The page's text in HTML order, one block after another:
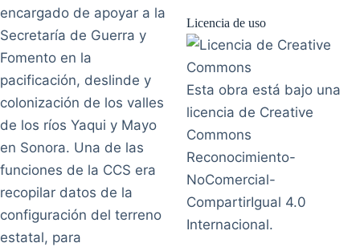
encargado de apoyar a la
Secretaría de Guerra y
Fomento en la
pacificación, deslinde y
colonización de los valles
de los ríos Yaqui y Mayo
en Sonora. Una de las
funciones de la CCS era
recopilar datos de la
configuración del terreno
estatal, para
Licencia de uso
Esta obra está bajo una
licencia de Creative
Commons
Reconocimiento-
NoComercial-
CompartirIgual 4.0
Internacional.